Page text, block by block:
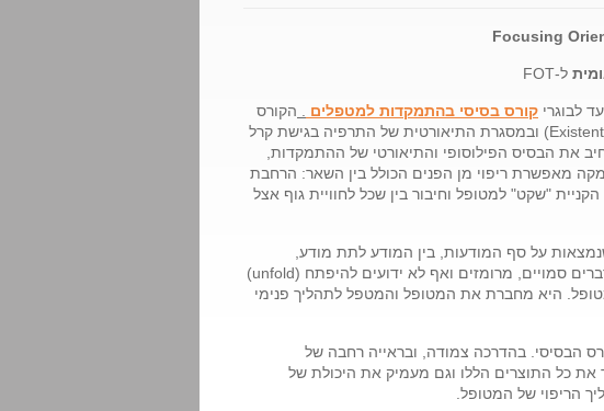
O
ל-FOT
לבוגרי קורס בסיסי בהתמקדות למטפלים
הקורס
מעוגן בעקרונות הפילוסופיה הקיומית (Existential Philosophy) ובמסגרת התיאורטית של התרפיה בגישת קרל
את הבסיס הפילוסופי והתיאורטי של ההתמקדות,
מאפשרת ריפוי מן הפנים הכולל בין השאר: הרחבת
"שקט" למטופל וחיבור בין שכל לחוויית גוף אצל
על סף המודעות, בין המודע לתת מודע,
להתגלות. תהליך ההתמקדות, Focusing, מאפשר לדברים סמויים, מרומזים ואף לא ידועים להיפתח (unfold)
היא מחברת את המטופל והמטפל לתהליך פנימי
הבסיסי. בהדרכה צמודה, ובראייה רחבה של
כל התוצרים הללו וגם מעמיק את היכולת של
הריפוי של המטופל.